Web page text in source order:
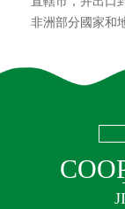
非洲部分國家和